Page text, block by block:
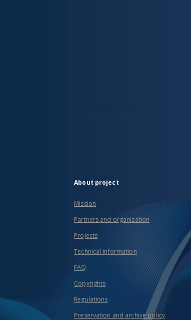
About project
Mission
Partners and organization
Projects
Technical information
FAQ
Copyrights
Regulations
Preservation and archive policy